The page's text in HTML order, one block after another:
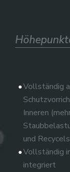
Vollständig
Inneren
und
Vollständig
integriert